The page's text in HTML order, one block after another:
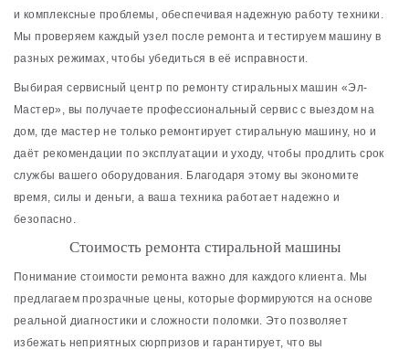
и комплексные проблемы, обеспечивая надежную работу техники.
Мы проверяем каждый узел после ремонта и тестируем машину в
разных режимах, чтобы убедиться в её исправности.
Выбирая сервисный центр по ремонту стиральных машин «Эл-
Мастер», вы получаете профессиональный сервис с выездом на
дом, где мастер не только ремонтирует стиральную машину, но и
даёт рекомендации по эксплуатации и уходу, чтобы продлить срок
службы вашего оборудования. Благодаря этому вы экономите
время, силы и деньги, а ваша техника работает надежно и
безопасно.
Стоимость ремонта стиральной машины
Понимание стоимости ремонта важно для каждого клиента. Мы
предлагаем прозрачные цены, которые формируются на основе
реальной диагностики и сложности поломки. Это позволяет
избежать неприятных сюрпризов и гарантирует, что вы